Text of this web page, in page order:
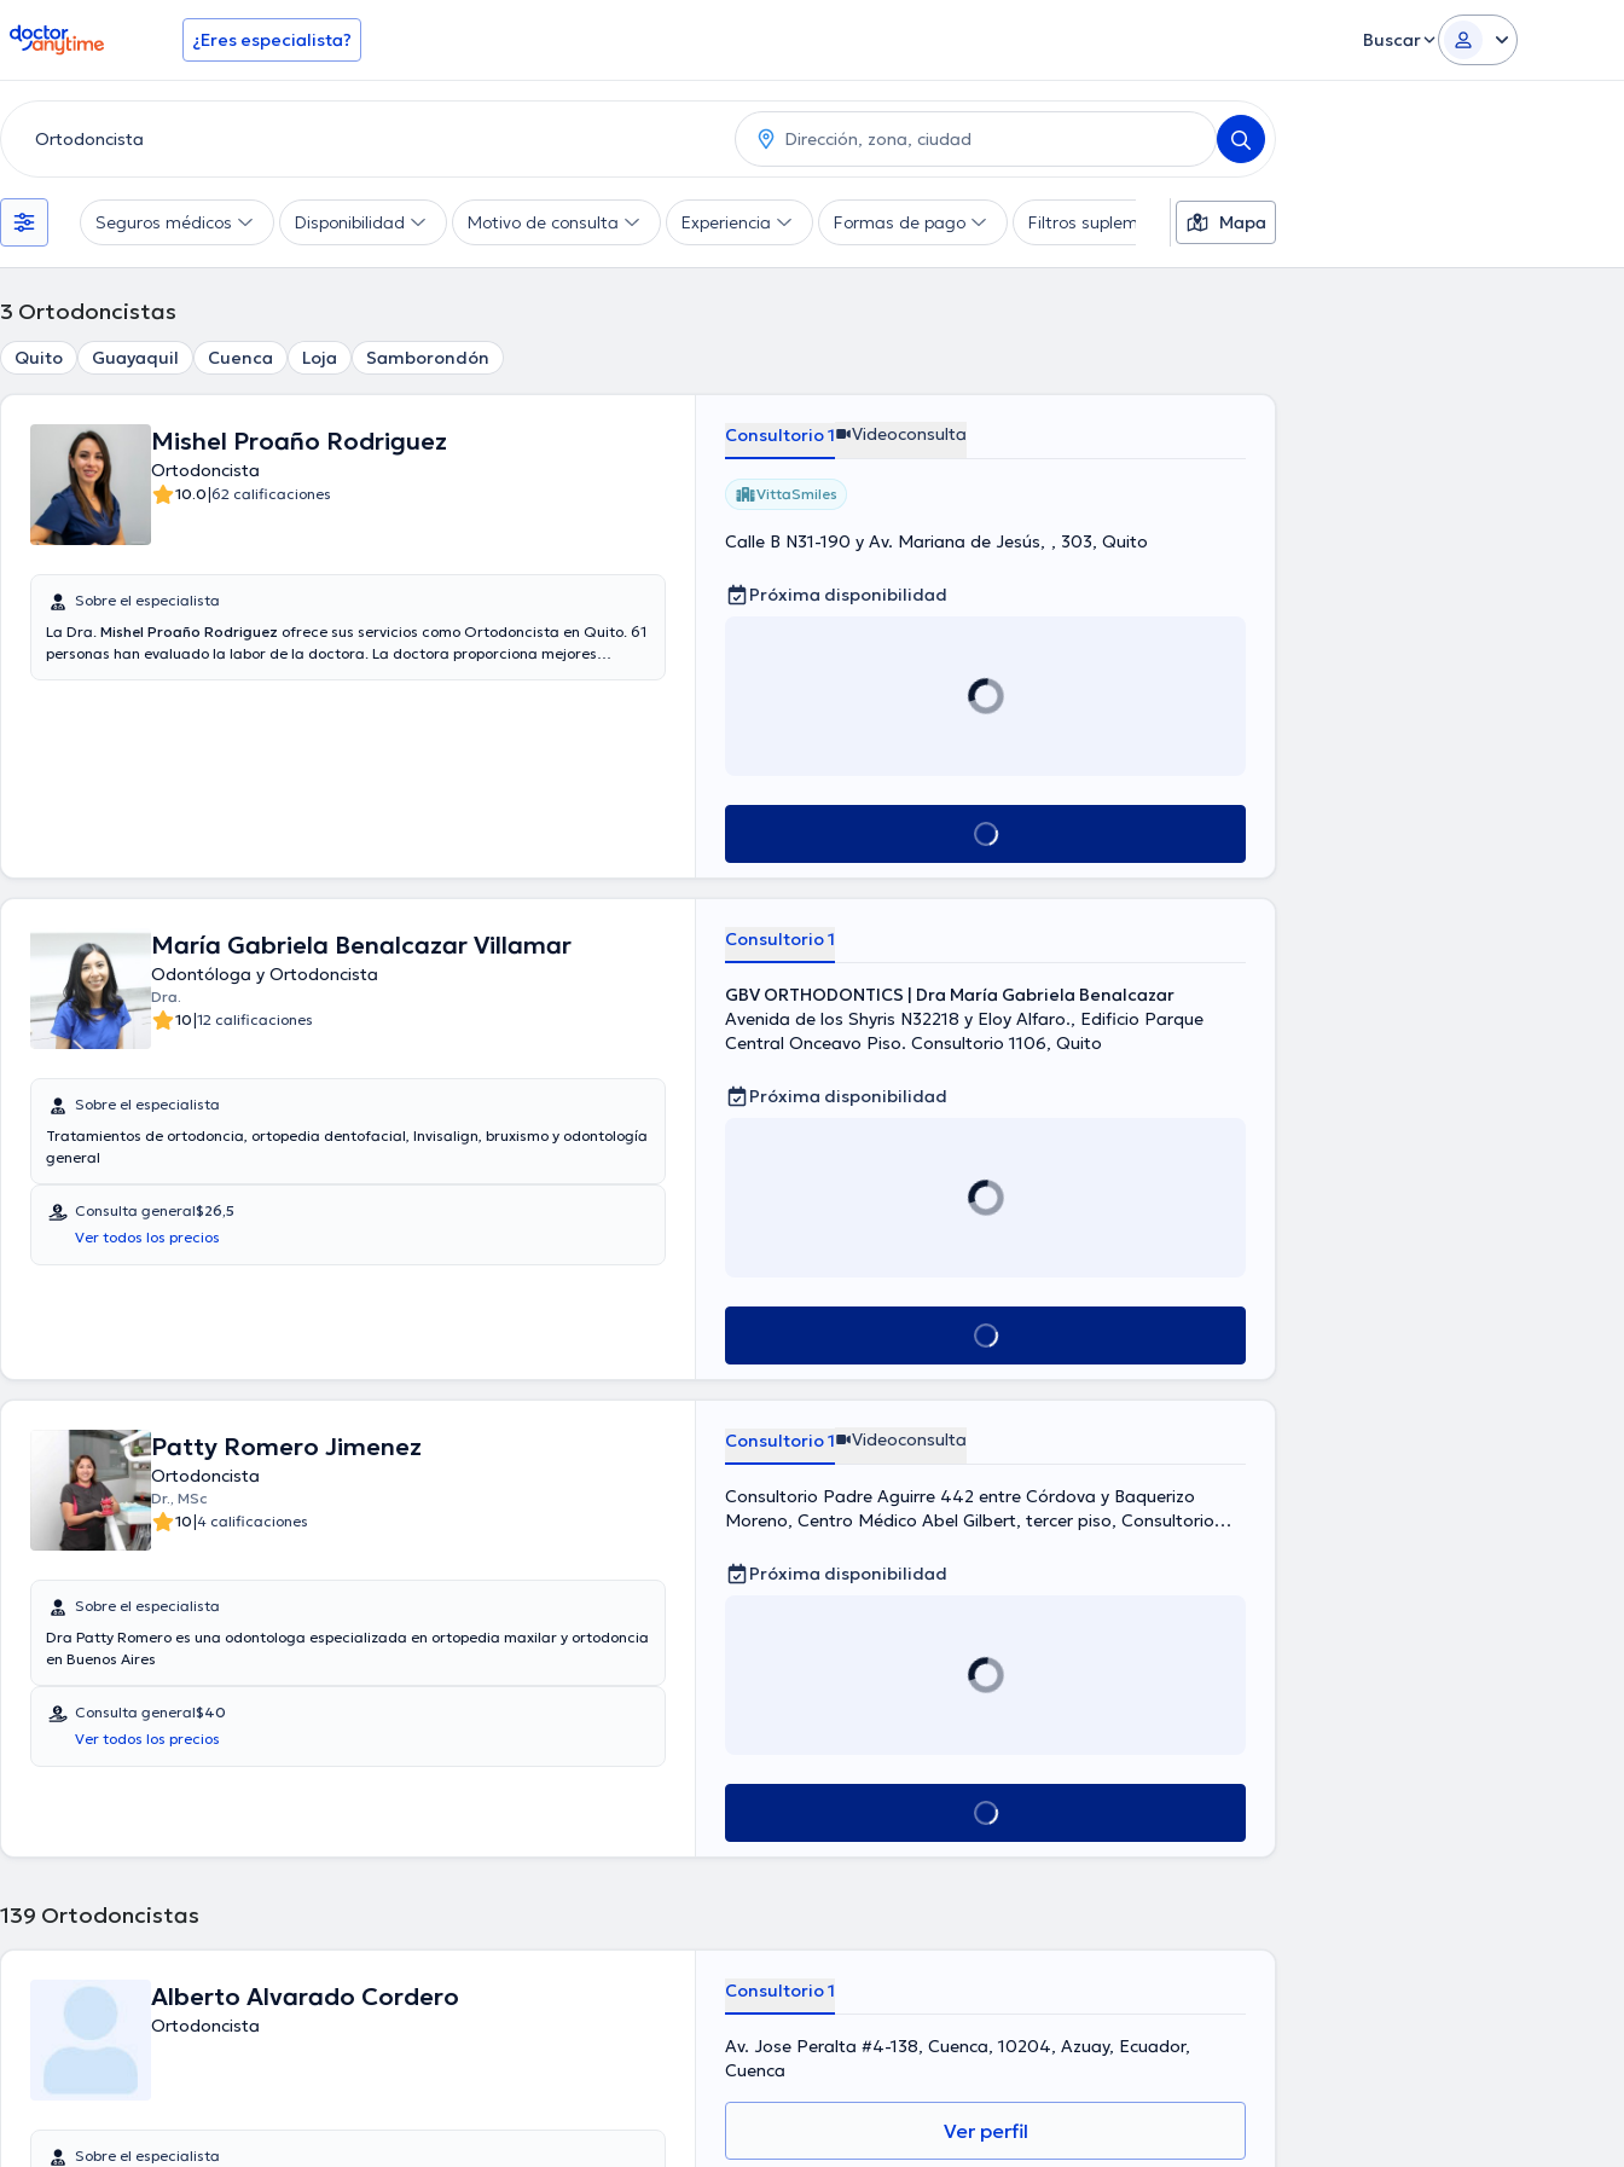
doctoranytime ¿Eres especialista? Buscar
Seguros médicos Disponibilidad Motivo de consulta Experiencia Formas de pago Filtros suplementarios Mapa
3 Ortodoncistas
Quito Guayaquil Cuenca Loja Samborondón
Mishel Proaño Rodriguez
Ortodoncista
10.0|62 calificaciones
Sobre el especialista
La Dra. Mishel Proaño Rodriguez ofrece sus servicios como Ortodoncista en Quito. 61
personas han evaluado la labor de la doctora. La doctora proporciona mejores
Consultorio 1 Videoconsulta
VittaSmiles
Calle B N31-190 y Av. Mariana de Jesús, , 303, Quito
Próxima disponibilidad
Ver más horarios
María Gabriela Benalcazar Villamar
Odontóloga y Ortodoncista
Dra.
10|12 calificaciones
Sobre el especialista
Tratamientos de ortodoncia, ortopedia dentofacial, Invisalign, bruxismo y odontología
general
Consulta general$26,5
Ver todos los precios
Consultorio 1
GBV ORTHODONTICS | Dra María Gabriela Benalcazar
Avenida de los Shyris N32218 y Eloy Alfaro., Edificio Parque
Central Onceavo Piso. Consultorio 1106, Quito
Próxima disponibilidad
Ver más horarios
Patty Romero Jimenez
Ortodoncista
Dr., MSc
10|4 calificaciones
Sobre el especialista
Dra Patty Romero es una odontologa especializada en ortopedia maxilar y ortodoncia
en Buenos Aires
Consulta general$40
Ver todos los precios
Consultorio 1 Videoconsulta
Consultorio Padre Aguirre 442 entre Córdova y Baquerizo
Moreno, Centro Médico Abel Gilbert, tercer piso, Consultorio
Próxima disponibilidad
Ver más horarios
139 Ortodoncistas
Alberto Alvarado Cordero
Ortodoncista
Sobre el especialista
Consultorio 1
Av. Jose Peralta #4-138, Cuenca, 10204, Azuay, Ecuador,
Cuenca
Ver perfil